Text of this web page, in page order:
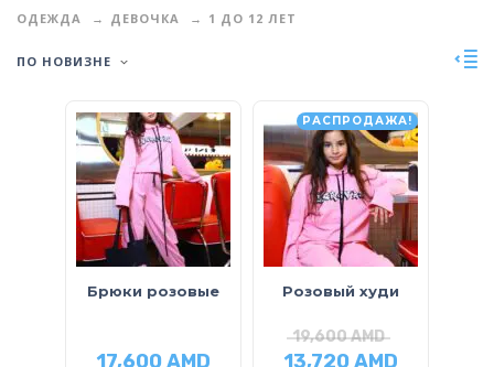
ОДЕЖДА ДЕВОЧКА 1 ДО 12 ЛЕТ
ПО НОВИЗНЕ
Брюки розовые
17,600AMD
РАСПРОДАЖА!
Розовый худи
19,600AMD
13,720AMD